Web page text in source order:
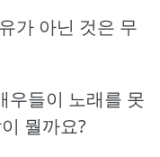
가 아닌 것은 무
우들이 노래를 못
뭘까요?